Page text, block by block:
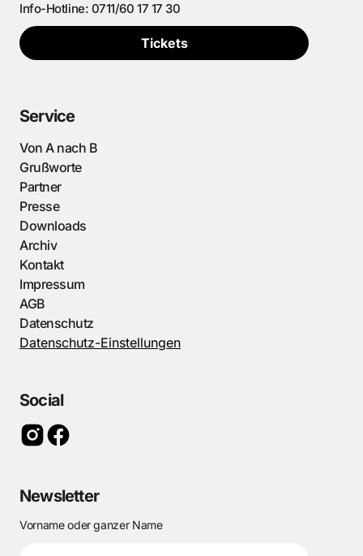
Info-Hotline: 0711/60 17 17 30
Tickets
Service
Von A nach B
Grußworte
Partner
Presse
Downloads
Archiv
Kontakt
Impressum
AGB
Datenschutz
Datenschutz-Einstellungen
Social
Newsletter
Vorname oder ganzer Name